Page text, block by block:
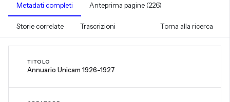
Metadati completi Anteprima pagine (226)
Storie correlate Trascrizioni Torna alla ricerca
TITOLO
Annuario Unicam 1926-1927